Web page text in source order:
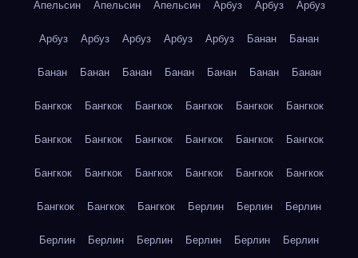
Апельсин Апельсин Апельсин Арбуз Арбуз Арбуз
Арбуз Арбуз Арбуз Арбуз Арбуз Банан Банан
Банан Банан Банан Банан Банан Банан Банан
Бангкок Бангкок Бангкок Бангкок Бангкок Бангкок
Бангкок Бангкок Бангкок Бангкок Бангкок Бангкок
Бангкок Бангкок Бангкок Бангкок Бангкок Бангкок
Бангкок Бангкок Бангкок Берлин Берлин Берлин
Берлин Берлин Берлин Берлин Берлин Берлин